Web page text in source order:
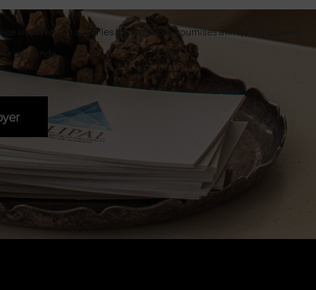
ce site Web à stocker les informations soumises afin qu'ils puissent
demande.